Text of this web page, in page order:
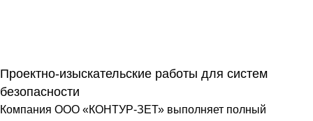
Проектно-изыскательские работы для систем
безопасности
Компания ООО «КОНТУР-ЗЕТ» выполняет полный